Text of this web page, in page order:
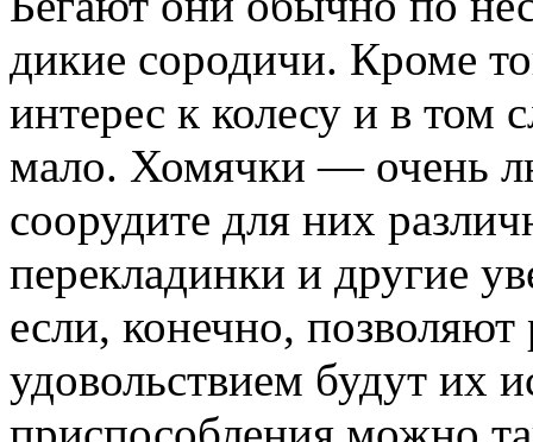
дикие сородичи. Кроме
интерес к колесу и в том
мало. Хомячки — очень
соорудите для них
перекладинки и другие
если, конечно,
удовольствием будут их